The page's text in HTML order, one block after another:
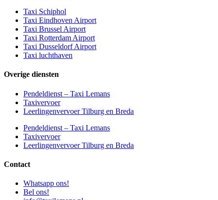
Taxi Schiphol
Taxi Eindhoven Airport
Taxi Brussel Airport
Taxi Rotterdam Airport
Taxi Dusseldorf Airport
Taxi luchthaven
Overige diensten
Pendeldienst – Taxi Lemans
Taxivervoer
Leerlingenvervoer Tilburg en Breda
Pendeldienst – Taxi Lemans
Taxivervoer
Leerlingenvervoer Tilburg en Breda
Contact
Whatsapp ons!
Bel ons!